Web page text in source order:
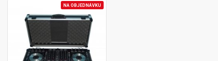
NA OBJEDNÁVKU